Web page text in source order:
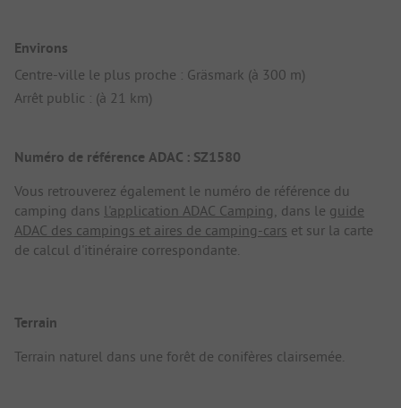
Environs
Centre-ville le plus proche : Gräsmark (à 300 m)
Arrêt public : (à 21 km)
Numéro de référence ADAC : SZ1580
Vous retrouverez également le numéro de référence du
camping dans l'application ADAC Camping , dans le guide
ADAC des campings et aires de camping-cars et sur la carte
de calcul d'itinéraire correspondante.
Terrain
Terrain naturel dans une forêt de conifères clairsemée.